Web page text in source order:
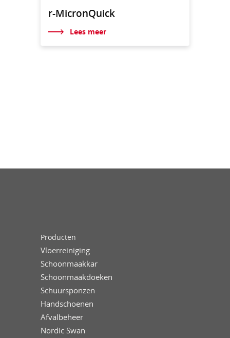
r-MicronQuick
Lees meer
Producten
Vloerreiniging
Schoonmaakkar
Schoonmaakdoeken
Schuursponzen
Handschoenen
Afvalbeheer
Nordic Swan